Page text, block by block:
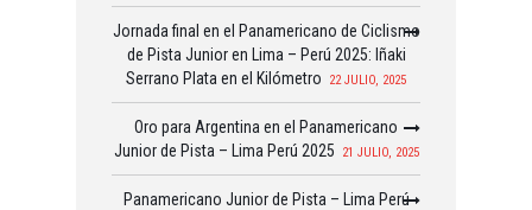
Jornada final en el Panamericano de Ciclismo
de Pista Junior en Lima – Perú 2025: Iñaki
Serrano Plata en el Kilómetro
22 JULIO, 2025
Oro para Argentina en el Panamericano
Junior de Pista – Lima Perú 2025
21 JULIO, 2025
Panamericano Junior de Pista – Lima Perú